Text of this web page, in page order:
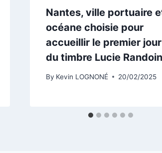
Nantes, ville portuaire
océane choisie pour
accueillir le premier jour
du timbre Lucie Randoin
By Kevin LOGNONÉ 20/02/2025